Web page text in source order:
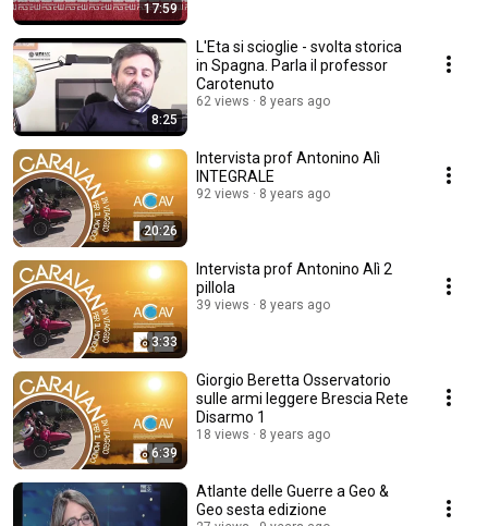
17:59
8:25
L'Eta si scioglie - svolta storica
in Spagna. Parla il professor
Carotenuto
62 views 8 years ago
20:26
Intervista prof Antonino Alì
INTEGRALE
92 views 8 years ago
3:33
Intervista prof Antonino Alì 2
pillola
39 views 8 years ago
6:39
Giorgio Beretta Osservatorio
sulle armi leggere Brescia Rete
Disarmo 1
18 views 8 years ago
Atlante delle Guerre a Geo &
Geo sesta edizione